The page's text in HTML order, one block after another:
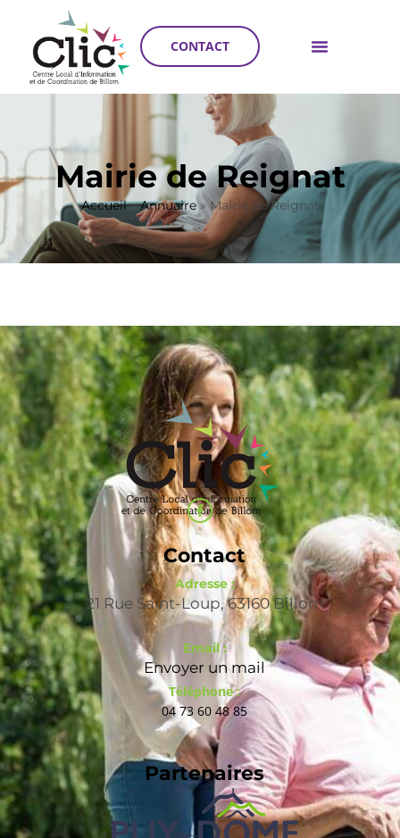
CONTACT
Mairie de Reignat
Accueil»Annuaire»Mairie de Reignat
Contact
Adresse :
21 Rue Saint-Loup, 63160 Billom
Email :
Envoyer un mail
Téléphone :
04 73 60 48 85
Partenaires